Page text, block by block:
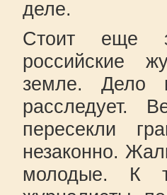
деле.
Стоит еще
российские
земле. Дело
расследует.
пересекли
незаконно.
молодые. К